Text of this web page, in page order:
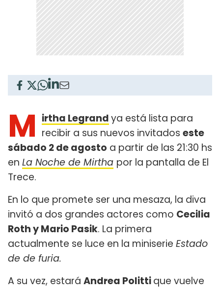
M irtha Legrandya está lista para
recibir a sus nuevos invitados este
sábado 2 de agosto a partir de las 21:30 hs
en La Noche de Mirtha por la pantalla de El
Trece.
En lo que promete ser una mesaza, la diva
invitó a dos grandes actores como Cecilia
Roth y Mario Pasik. La primera
actualmente se luce en la miniserie Estado
de de furia.
A su vez, estará Andrea Polittique vuelve